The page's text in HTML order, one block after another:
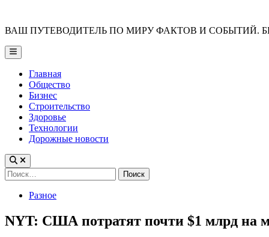
content
ВАШ ПУТЕВОДИТЕЛЬ ПО МИРУ ФАКТОВ И СОБЫТИЙ.
Main
Menu
Главная
Общество
Бизнес
Строительство
Здоровье
Технологии
Дорожные новости
Найти:
PostedРазное
NYT: США потратят почти $1 млрд на